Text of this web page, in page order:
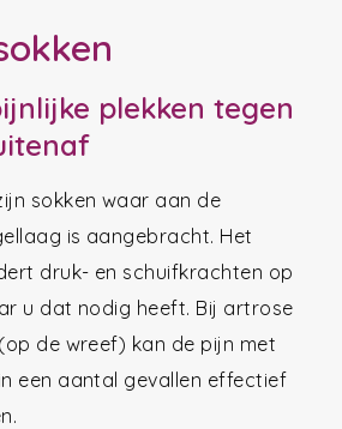
plekken tegen
sokken waar aan de
is aangebracht. Het
druk- en schuifkrachten op
u dat nodig heeft. Bij artrose
de wreef) kan de pijn met
een aantal gevallen effectief